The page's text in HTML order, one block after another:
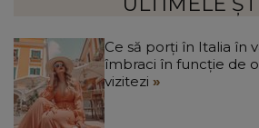
Ce să porți în Italia în
îmbraci în funcție de
vizitezi